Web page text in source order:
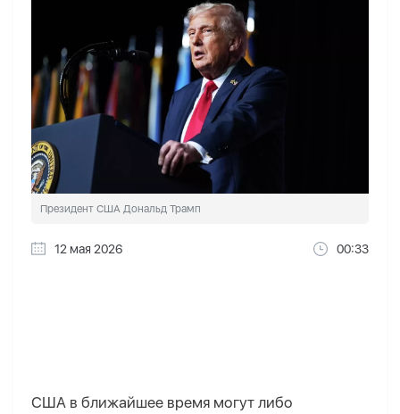
Президент США Дональд Трамп
12 мая 2026 00:33
США в ближайшее время могут либо